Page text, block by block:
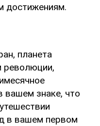
достижениям.
планета
революции,
вашем знаке, что
в вашем первом